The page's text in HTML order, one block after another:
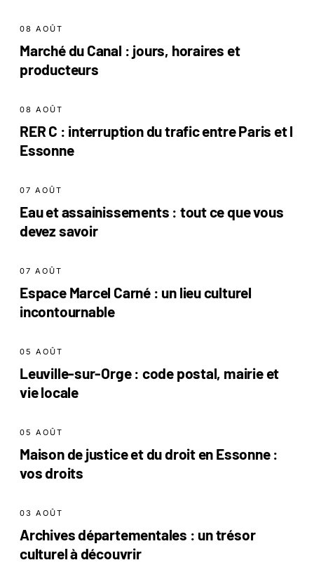
08 AOÛT
Marché du Canal : jours, horaires et
producteurs
08 AOÛT
RER C : interruption du trafic entre Paris et l
Essonne
07 AOÛT
Eau et assainissements : tout ce que vous
devez savoir
07 AOÛT
Espace Marcel Carné : un lieu culturel
incontournable
05 AOÛT
Leuville-sur-Orge : code postal, mairie et
vie locale
05 AOÛT
Maison de justice et du droit en Essonne :
vos droits
03 AOÛT
Archives départementales : un trésor
culturel à découvrir